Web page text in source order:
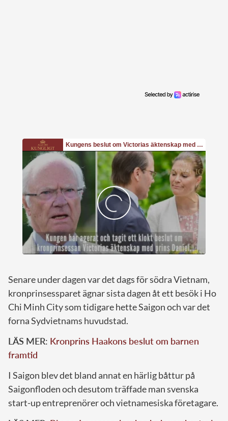
Senare under dagen var det dags för södra Vietnam,
kronprinsessparet ägnar sista dagen åt ett besök i Ho
Chi Minh City som tidigare hette Saigon och var det
forna Sydvietnams huvudstad.
LÄS MER: Kronprins Haakons beslut om barnen
framtid
I Saigon blev det bland annat en härlig båttur på
Saigonfloden och desutom träffade man svenska
start-up entreprenörer och vietnamesiska företagare.